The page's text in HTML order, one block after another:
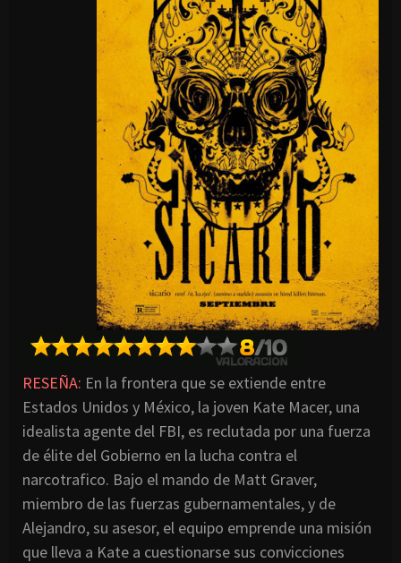
RESEÑA: En la frontera que se extiende entre
Estados Unidos y México, la joven Kate Macer, una
idealista agente del FBI, es reclutada por una fuerza
de élite del Gobierno en la lucha contra el
narcotrafico. Bajo el mando de Matt Graver,
miembro de las fuerzas gubernamentales, y de
Alejandro, su asesor, el equipo emprende una misión
que lleva a Kate a cuestionarse sus convicciones